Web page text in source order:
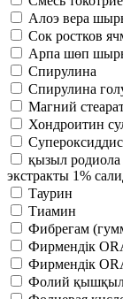
Алоэ вера
Сок ростков
Арпа шөп
Спирулина
Спирулина
Магний
Хондроитин
қызыл родиола
экстракты 1%
Таурин
Тиамин
Фибрегам
Фирмендік
Фирмендік
Фолий